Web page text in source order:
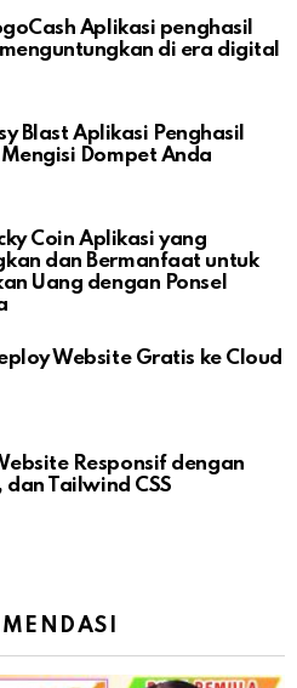
Aplikasi penghasil
di era digital
Blast Aplikasi Penghasil
Dompet Anda
Coin Aplikasi yang
dan Bermanfaat untuk
Uang dengan Ponsel
Website Gratis ke Cloud
Responsif dengan
dan Tailwind CSS